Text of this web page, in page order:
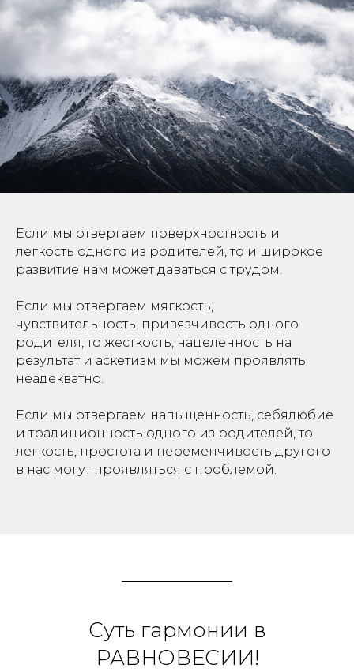
Если мы отвергаем поверхностность и
легкость одного из родителей, то и широкое
развитие нам может даваться с трудом.
Если мы отвергаем мягкость,
чувствительность, привязчивость одного
родителя, то жесткость, нацеленность на
результат и аскетизм мы можем проявлять
неадекватно.
Если мы отвергаем напыщенность, себялюбие
и традиционность одного из родителей, то
легкость, простота и переменчивость другого
в нас могут проявляться с проблемой.
Суть гармонии в
РАВНОВЕСИИ!